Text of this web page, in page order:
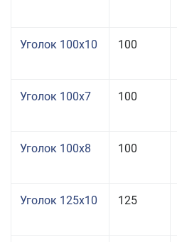
Уголок 100x10 100
Уголок 100x7 100
Уголок 100x8 100
Уголок 125x10 125